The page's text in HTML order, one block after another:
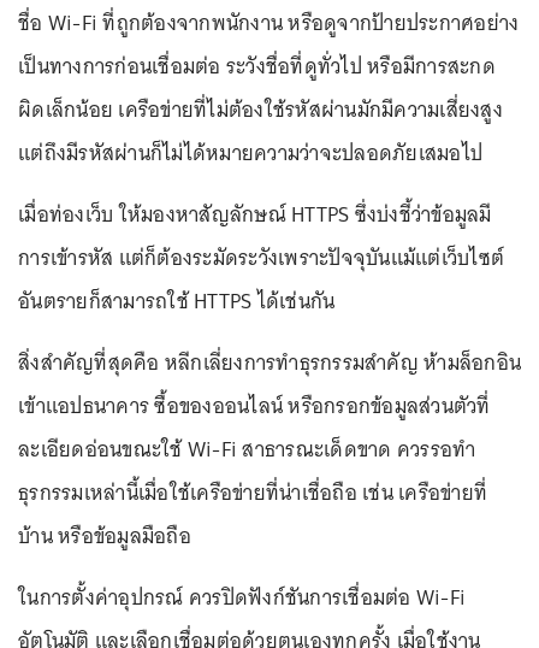
ชื่อ Wi-Fi ที่ถูกต้องจากพนักงาน หรือดูจากป้ายประกาศอย่าง
เป็นทางการก่อนเชื่อมต่อ ระวังชื่อที่ดูทั่วไป หรือมีการสะกด
ผิดเล็กน้อย เครือข่ายที่ไม่ต้องใช้รหัสผ่านมักมีความเสี่ยงสูง
แต่ถึงมีรหัสผ่านก็ไม่ได้หมายความว่าจะปลอดภัยเสมอไป
เมื่อท่องเว็บ ให้มองหาสัญลักษณ์ HTTPS ซึ่งบ่งชี้ว่าข้อมูลมี
การเข้ารหัส แต่ก็ต้องระมัดระวังเพราะปัจจุบันแม้แต่เว็บไซต์
อันตรายก็สามารถใช้ HTTPS ได้เช่นกัน
สิ่งสำคัญที่สุดคือ หลีกเลี่ยงการทำธุรกรรมสำคัญ ห้ามล็อกอิน
เข้าแอปธนาคาร ซื้อของออนไลน์ หรือกรอกข้อมูลส่วนตัวที่
ละเอียดอ่อนขณะใช้ Wi-Fi สาธารณะเด็ดขาด ควรรอทำ
ธุรกรรมเหล่านี้เมื่อใช้เครือข่ายที่น่าเชื่อถือ เช่น เครือข่ายที่
บ้าน หรือข้อมูลมือถือ
ในการตั้งค่าอุปกรณ์ ควรปิดฟังก์ชันการเชื่อมต่อ Wi-Fi